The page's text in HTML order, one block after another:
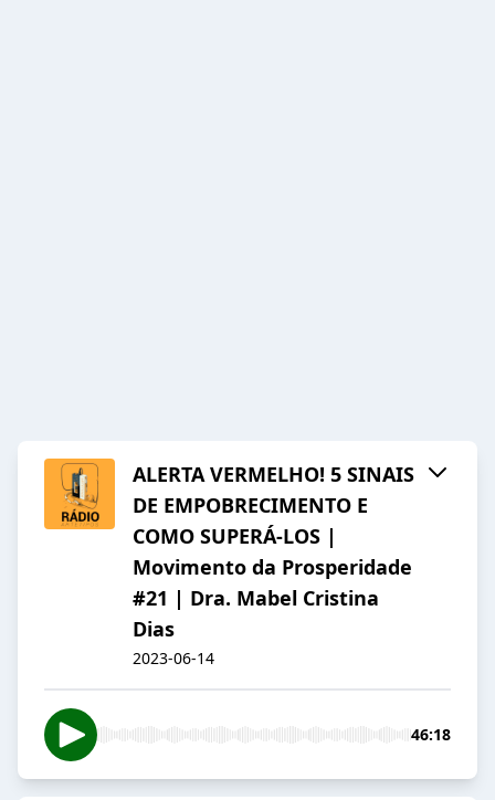
ALERTA VERMELHO! 5 SINAIS
DE EMPOBRECIMENTO E
COMO SUPERÁ-LOS |
Movimento da Prosperidade
#21 | Dra. Mabel Cristina
Dias
2023-06-14
46:18